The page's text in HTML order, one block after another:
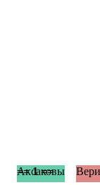
== 1 ==
Аксаковы